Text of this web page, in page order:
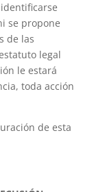
se propone
de las
legal
le estará
toda acción
de esta